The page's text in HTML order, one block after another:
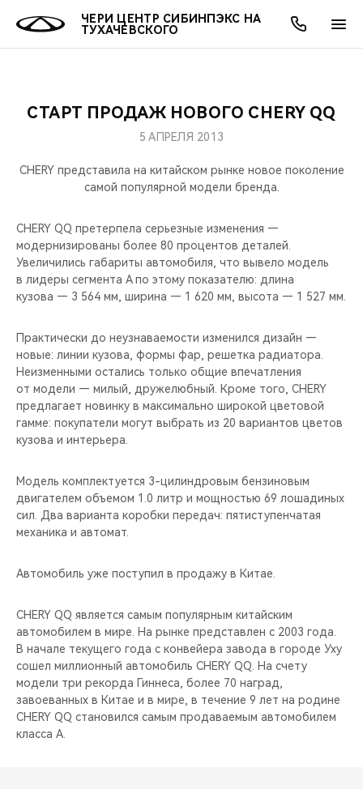
ЧЕРИ ЦЕНТР СИБИНПЭКС НА
ТУХАЧЕВСКОГО
МОДЕЛИ
СЕДАНЫ
ПОКУПАТЕЛЯМ
ВЛАДЕЛЬЦАМ
ПОДДЕРЖКА
CHERY CONNECT
МИР CHERY
CHERY В СОЦСЕТЯХ
ЛЮДИ CHERY
CHERY REMOTE
CHERY И СПОРТ
НАШИ МЕРОПРИЯТИЯ
ВИДЕООБЗОРЫ
CHERY ДЛЯ ДЕТЕЙ
АКЦИИ
ОНЛАЙН СЕРВИСЫ
О КОМПАНИИ
СТАРТ ПРОДАЖ НОВОГО CHERY QQ
5 АПРЕЛЯ 2013
CHERY представила на китайском рынке новое поколение
самой популярной модели бренда.
CHERY QQ претерпела серьезные изменения —
модернизированы более 80 процентов деталей.
Увеличились габариты автомобиля, что вывело модель
в лидеры сегмента А по этому показателю: длина
кузова — 3 564 мм, ширина — 1 620 мм, высота — 1 527 мм.
Практически до неузнаваемости изменился дизайн —
новые: линии кузова, формы фар, решетка радиатора.
Неизменными остались только общие впечатления
от модели — милый, дружелюбный. Кроме того, CHERY
предлагает новинку в максимально широкой цветовой
гамме: покупатели могут выбрать из 20 вариантов цветов
кузова и интерьера.
Модель комплектуется 3-цилиндровым бензиновым
двигателем объемом 1.0 литр и мощностью 69 лошадиных
сил. Два варианта коробки передач: пятиступенчатая
механика и автомат.
Автомобиль уже поступил в продажу в Китае.
CHERY QQ является самым популярным китайским
автомобилем в мире. На рынке представлен с 2003 года.
В начале текущего года с конвейера завода в городе Уху
сошел миллионный автомобиль CHERY QQ. На счету
модели три рекорда Гиннеса, более 70 наград,
завоеванных в Китае и в мире, в течение 9 лет на родине
CHERY QQ становился самым продаваемым автомобилем
класса А.